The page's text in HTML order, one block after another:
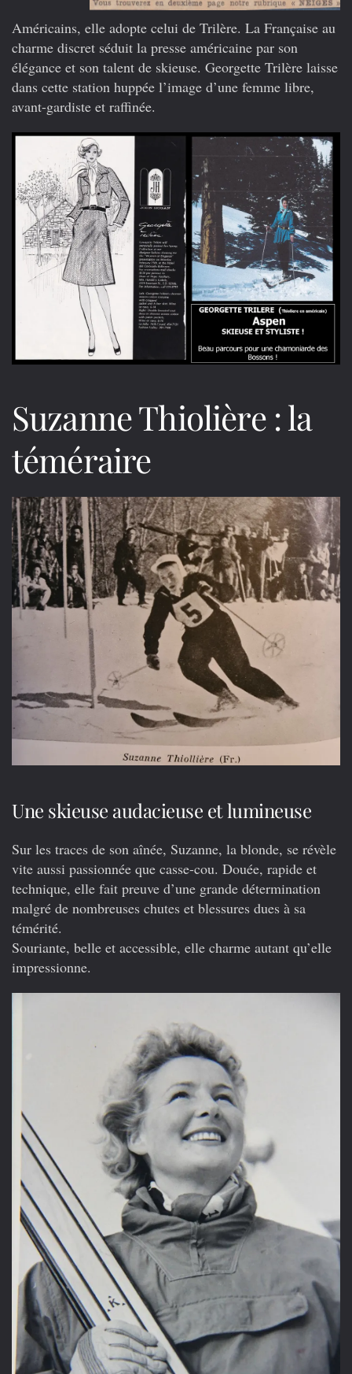
Américains, elle adopte celui de Trilère. La Française au
charme discret séduit la presse américaine par son
élégance et son talent de skieuse. Georgette Trilère laisse
dans cette station huppée l’image d’une femme libre,
avant-gardiste et raffinée.
Suzanne Thiolière : la
téméraire
Une skieuse audacieuse et lumineuse
Sur les traces de son aînée, Suzanne, la blonde, se révèle
vite aussi passionnée que casse-cou. Douée, rapide et
technique, elle fait preuve d’une grande détermination
malgré de nombreuses chutes et blessures dues à sa
témérité.
Souriante, belle et accessible, elle charme autant qu’elle
impressionne.